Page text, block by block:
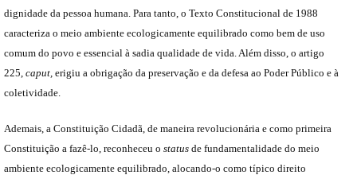
dignidade da pessoa humana. Para tanto, o Texto Constitucional de 1988
caracteriza o meio ambiente ecologicamente equilibrado como bem de uso
comum do povo e essencial à sadia qualidade de vida. Além disso, o artigo
225, caput, erigiu a obrigação da preservação e da defesa ao Poder Público e à
coletividade.
Ademais, a Constituição Cidadã, de maneira revolucionária e como primeira
Constituição a fazê-lo, reconheceu o status de fundamentalidade do meio
ambiente ecologicamente equilibrado, alocando-o como típico direito